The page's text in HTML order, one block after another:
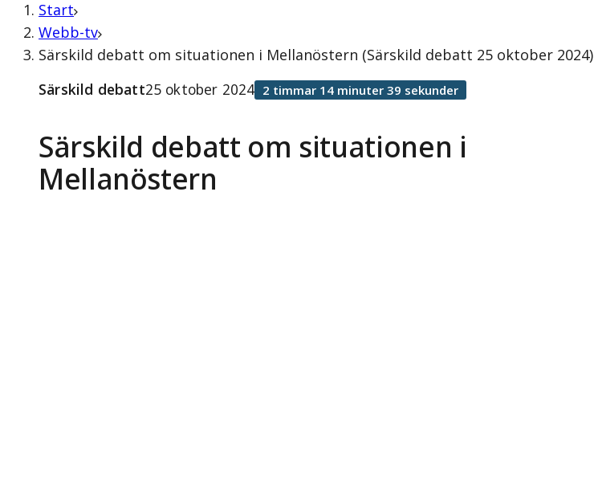
Start
Webb-tv
Särskild debatt om situationen i Mellanöstern (Särskild debatt 25 oktober 2024)
Särskild debatt om situationen i
Mellanöstern
Särskild debatt25 oktober 2024 2 timmar 14 minuter 39 sekunder